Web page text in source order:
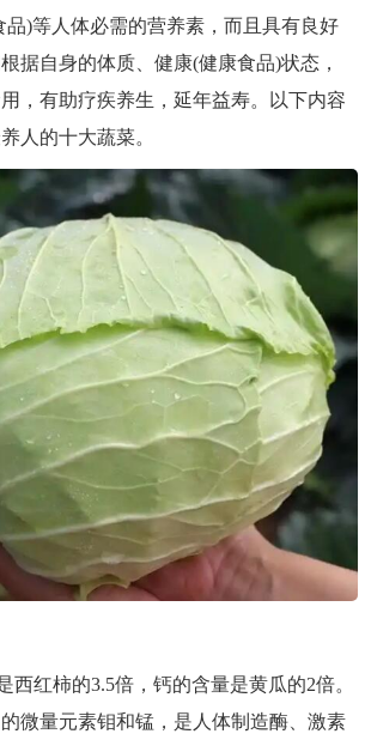
品)等人体必需的营养素，而且具有良好
据自身的体质、健康(健康食品)状态，
，有助疗疾养生，延年益寿。以下内容
人的十大蔬菜。
西红柿的3.5倍，钙的含量是黄瓜的2倍。
微量元素钼和锰，是人体制造酶、激素